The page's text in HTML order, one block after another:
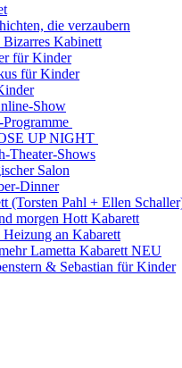
die verzaubern
Bizarres Kabinett
für Kinder
für Kinder
Show
UP NIGHT
Theater-Shows
Salon
Dinner
(Torsten Pahl + Ellen
morgen Hott Kabarett
an Kabarett
Lametta Kabarett NEU
& Sebastian für Kinder